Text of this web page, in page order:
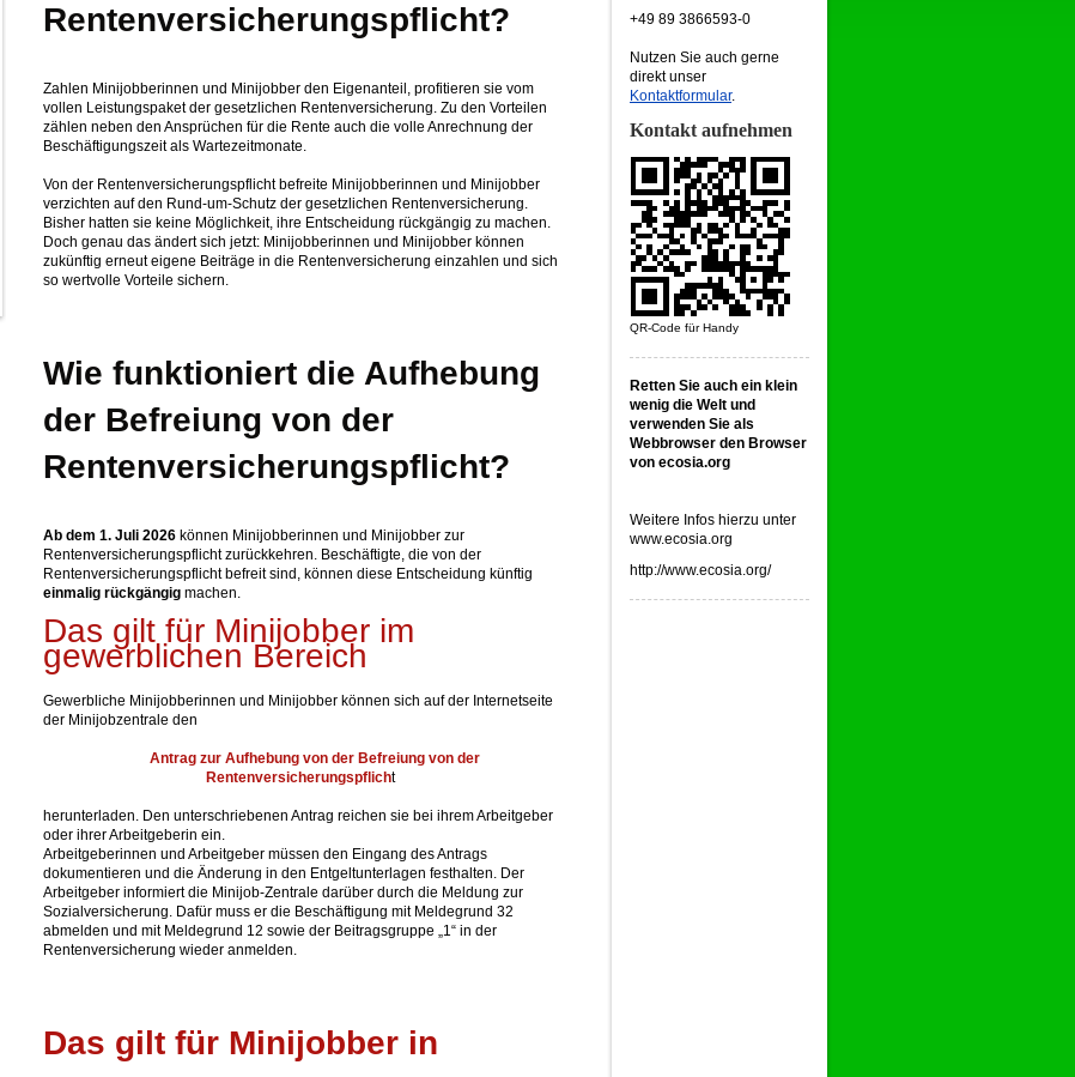
Rentenversicherungspflicht?
Zahlen Minijobberinnen und Minijobber den Eigenanteil, profitieren sie vom
vollen Leistungspaket der gesetzlichen Rentenversicherung. Zu den Vorteilen
zählen neben den Ansprüchen für die Rente auch die volle Anrechnung der
Beschäftigungszeit als Wartezeitmonate.
Von der Rentenversicherungspflicht befreite Minijobberinnen und Minijobber
verzichten auf den Rund-um-Schutz der gesetzlichen Rentenversicherung.
Bisher hatten sie keine Möglichkeit, ihre Entscheidung rückgängig zu machen.
Doch genau das ändert sich jetzt: Minijobberinnen und Minijobber können
zukünftig erneut eigene Beiträge in die Rentenversicherung einzahlen und sich
so wertvolle Vorteile sichern.
Wie funktioniert die Aufhebung
der Befreiung von der
Rentenversicherungspflicht?
Ab dem 1. Juli 2026 können Minijobberinnen und Minijobber zur
Rentenversicherungspflicht zurückkehren. Beschäftigte, die von der
Rentenversicherungspflicht befreit sind, können diese Entscheidung künftig
einmalig rückgängig machen.
Das gilt für Minijobber im
gewerblichen Bereich
Gewerbliche Minijobberinnen und Minijobber können sich auf der Internetseite
der Minijobzentrale den
Antrag zur Aufhebung von der Befreiung von der
Rentenversicherungspflicht
herunterladen. Den unterschriebenen Antrag reichen sie bei ihrem Arbeitgeber
oder ihrer Arbeitgeberin ein.
Arbeitgeberinnen und Arbeitgeber müssen den Eingang des Antrags
dokumentieren und die Änderung in den Entgeltunterlagen festhalten. Der
Arbeitgeber informiert die Minijob-Zentrale darüber durch die Meldung zur
Sozialversicherung. Dafür muss er die Beschäftigung mit Meldegrund 32
abmelden und mit Meldegrund 12 sowie der Beitragsgruppe „1“ in der
Rentenversicherung wieder anmelden.
Das gilt für Minijobber in
+49 89 3866593-0
Nutzen Sie auch gerne
direkt unser
Kontaktformular.
Kontakt aufnehmen
QR-Code für Handy
Retten Sie auch ein klein
wenig die Welt und
verwenden Sie als
Webbrowser den Browser
von ecosia.org
Weitere Infos hierzu unter
www.ecosia.org
http://www.ecosia.org/